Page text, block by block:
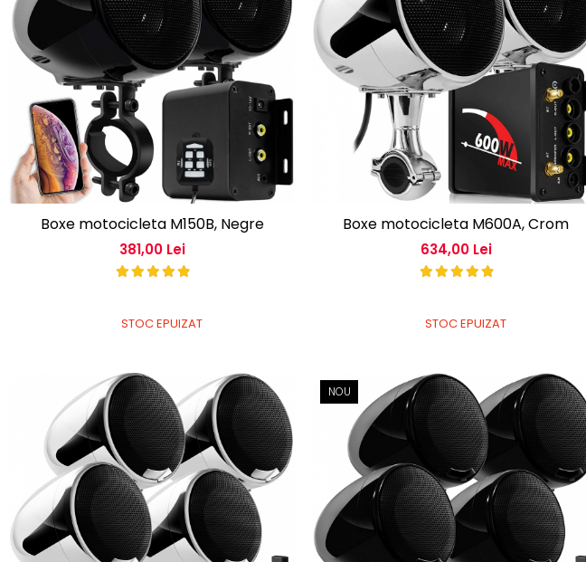
Boxe motocicleta M150B, Negre
381,00 Lei
STOC EPUIZAT
Boxe motocicleta M600A, Crom
634,00 Lei
STOC EPUIZAT
NOU